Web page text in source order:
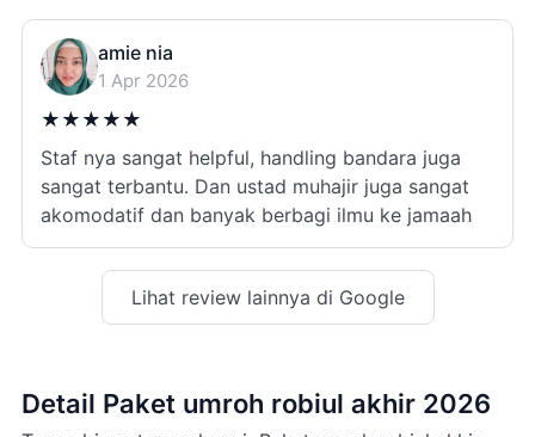
amie nia
1 Apr 2026
★ ★ ★ ★ ★
Staf nya sangat helpful, handling bandara juga
sangat terbantu. Dan ustad muhajir juga sangat
akomodatif dan banyak berbagi ilmu ke jamaah
Lihat review lainnya di Google
Detail Paket umroh robiul akhir 2026